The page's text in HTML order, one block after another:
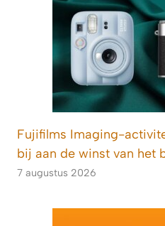
Fujifilms Imaging-
bij aan de winst van het
7 augustus 2026